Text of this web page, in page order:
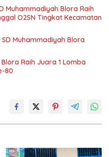
Muhammadiyah Blora Raih
O2SN Tingkat Kecamatan
Muhammadiyah Blora
Raih Juara 1 Lomba
80